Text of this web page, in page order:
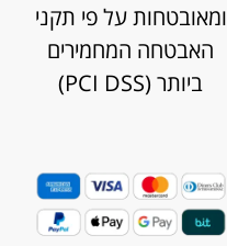
ומאובטחות על פי תקני
האבטחה המחמירים
ביותר (PCI DSS)